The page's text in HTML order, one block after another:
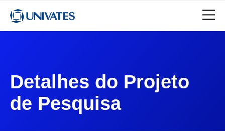
Detalhes do Projeto
de Pesquisa